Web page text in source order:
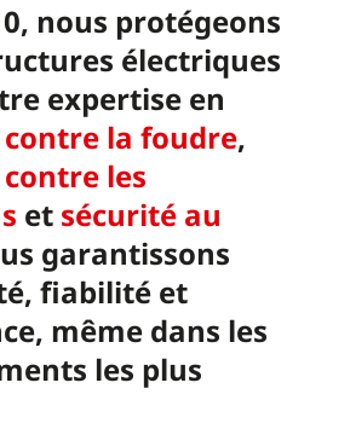
nous protégeons
électriques
expertise en
la foudre,
les
et sécurité au
garantissons
fiabilité et
même dans les
les plus